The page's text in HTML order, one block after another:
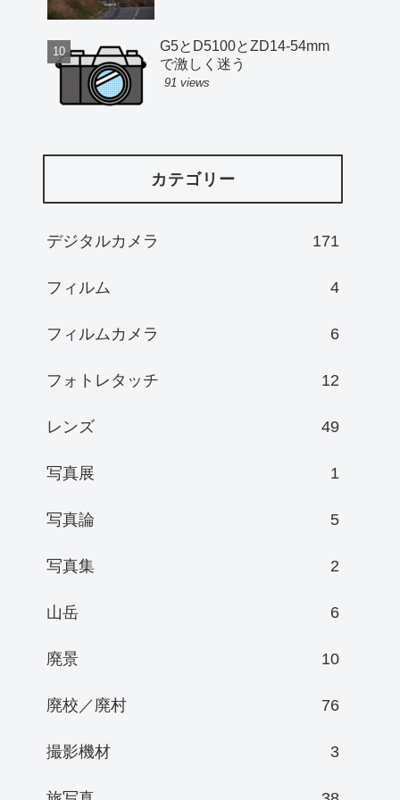
G5とD5100とZD14-54mm
で激しく迷う
91 views
カテゴリー
デジタルカメラ 171
フィルム 4
フィルムカメラ 6
フォトレタッチ 12
レンズ 49
写真展 1
写真論 5
写真集 2
山岳 6
廃景 10
廃校／廃村 76
撮影機材 3